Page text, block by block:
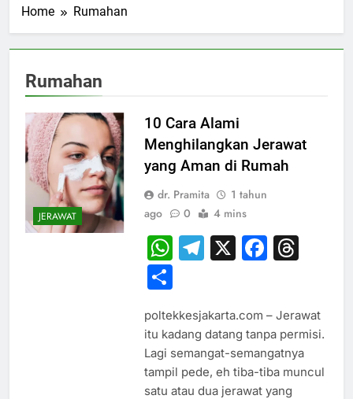
Home Rumahan
Rumahan
JERAWAT
10 Cara Alami
Menghilangkan Jerawat
yang Aman di Rumah
dr. Pramita
1 tahun
ago
0 4 mins
WhatsApp
Telegram
X
Share
poltekkesjakarta.com – Jerawat
itu kadang datang tanpa permisi.
Lagi semangat-semangatnya
tampil pede, eh tiba-tiba muncul
satu atau dua jerawat yang